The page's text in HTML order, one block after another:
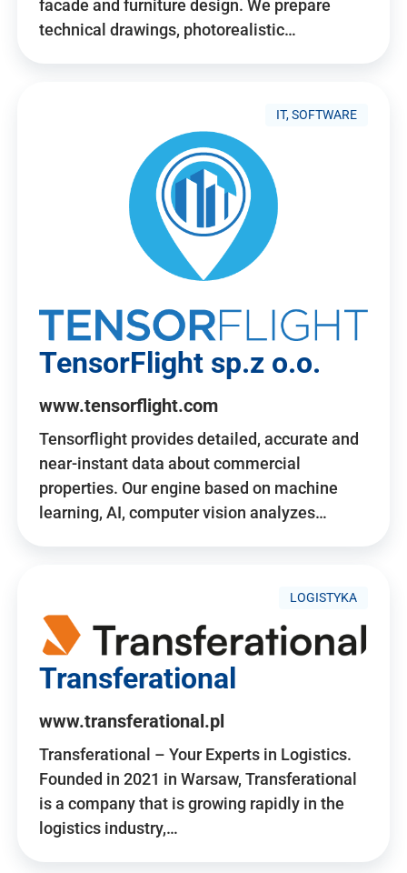
facade and furniture design. We prepare
technical drawings, photorealistic…
IT, SOFTWARE
TensorFlight sp.z o.o.
www.tensorflight.com
Tensorflight provides detailed, accurate and
near-instant data about commercial
properties. Our engine based on machine
learning, AI, computer vision analyzes…
LOGISTYKA
Transferational
www.transferational.pl
Transferational – Your Experts in Logistics.
Founded in 2021 in Warsaw, Transferational
is a company that is growing rapidly in the
logistics industry,…